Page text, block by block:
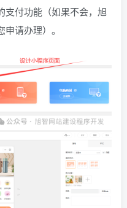
支付功能（如果不会，旭
请办理）。